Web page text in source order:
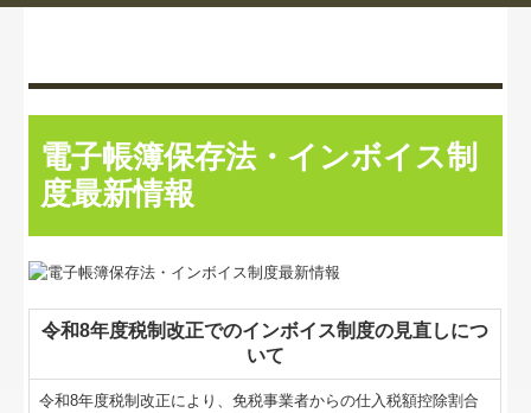
電子帳簿保存法・インボイス制
度最新情報
令和8年度税制改正でのインボイス制度の見直しにつ
いて
令和8年度税制改正により、免税事業者からの仕入税額控除割合